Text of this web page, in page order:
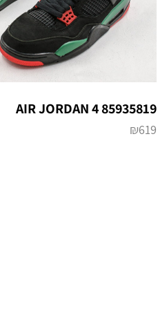
AIR JORDAN 4 85935819
₪619